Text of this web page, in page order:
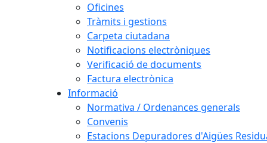
Oficines
Tràmits i gestions
Carpeta ciutadana
Notificacions electròniques
Verificació de documents
Factura electrònica
Informació
Normativa / Ordenances generals
Convenis
Estacions Depuradores d'Aigües